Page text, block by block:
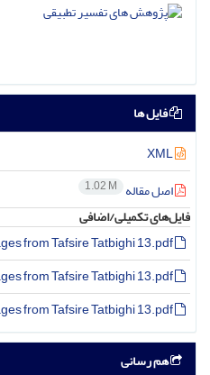
فایل ها
اصل مقاله 1.02 M
فایل‌های تکمیلی/اضافی
هم رسانی